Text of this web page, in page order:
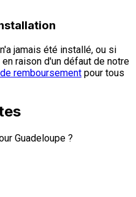
jamais été installé, ou si
raison d'un défaut de notre
remboursement pour tous
Guadeloupe ?